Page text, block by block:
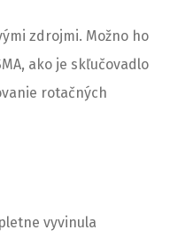
zdrojmi. Možno ho
ako je skľučovadlo
rotačných
vyvinula